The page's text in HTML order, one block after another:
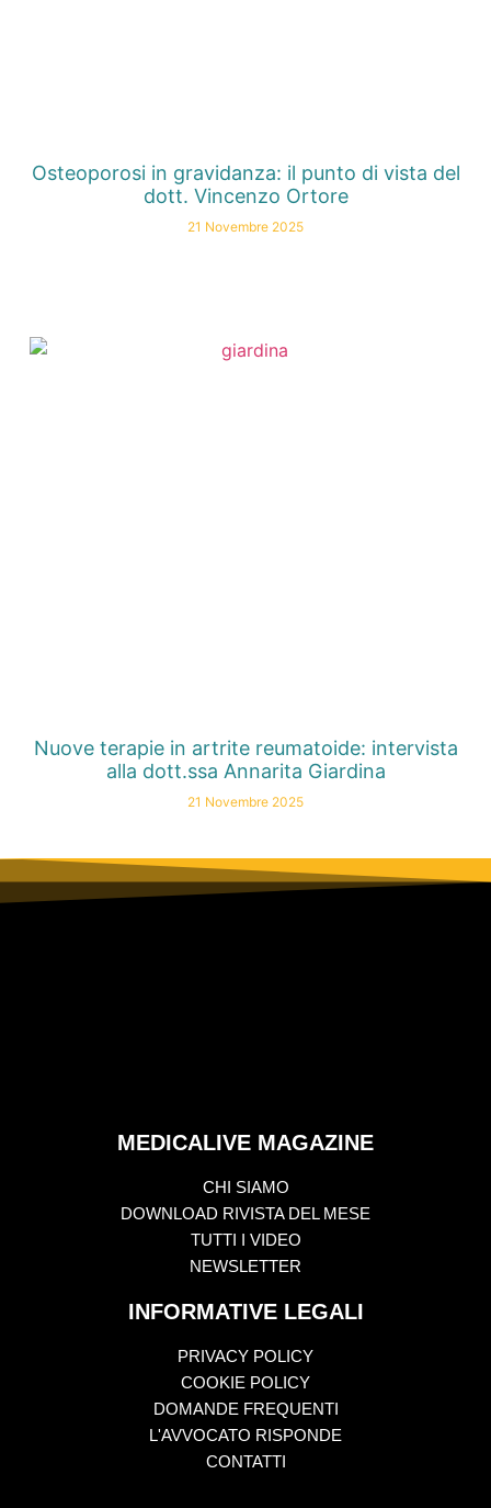
Osteoporosi in gravidanza: il punto di vista del
dott. Vincenzo Ortore
21 Novembre 2025
Nuove terapie in artrite reumatoide: intervista
alla dott.ssa Annarita Giardina
21 Novembre 2025
MEDICALIVE MAGAZINE
CHI SIAMO
DOWNLOAD RIVISTA DEL MESE
TUTTI I VIDEO
NEWSLETTER
INFORMATIVE LEGALI
PRIVACY POLICY
COOKIE POLICY
DOMANDE FREQUENTI
L'AVVOCATO RISPONDE
CONTATTI